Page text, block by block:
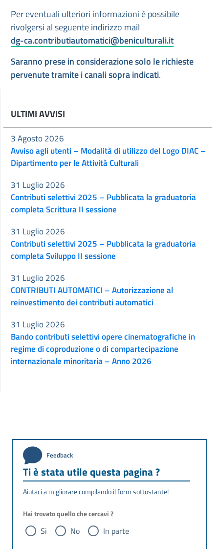
Per eventuali ulteriori informazioni è possibile
rivolgersi al seguente indirizzo mail
dg-ca.contributiautomatici@beniculturali.it
Saranno prese in considerazione solo le richieste
pervenute tramite i canali sopra indicati.
ULTIMI AVVISI
Avviso agli utenti – Modalità di utilizzo del Logo DIAC –
Dipartimento per le Attività Culturali
3 Agosto 2026
Contributi selettivi 2025 – Pubblicata la graduatoria
completa Scrittura II sessione
31 Luglio 2026
Contributi selettivi 2025 – Pubblicata la graduatoria
completa Sviluppo II sessione
31 Luglio 2026
CONTRIBUTI AUTOMATICI – Autorizzazione al
reinvestimento dei contributi automatici
31 Luglio 2026
Bando contributi selettivi opere cinematografiche in
regime di coproduzione o di compartecipazione
internazionale minoritaria – Anno 2026
31 Luglio 2026
Feedback
Ti è stata utile questa pagina ?
Aiutaci a migliorare compilando il form sottostante!
Hai trovato quello che cercavi ?
Si No In parte